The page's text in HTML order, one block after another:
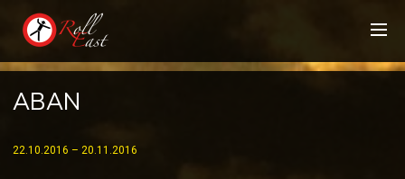
ABAN
22.10.2016 – 20.11.2016